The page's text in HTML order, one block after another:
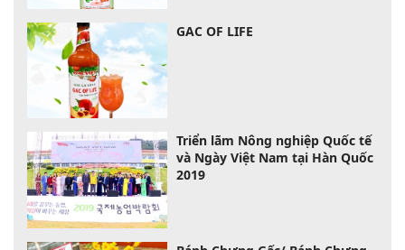
GAC OF LIFE
Triển lãm Nông nghiệp Quốc tế
và Ngày Việt Nam tại Hàn Quốc
2019